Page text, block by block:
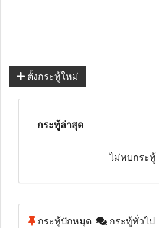
ตั้งกระทู้ใหม่
กระทู้ล่าสุด
ไม่พบกระทู้
กระทู้ปักหมุด กระทู้ทั่วไป